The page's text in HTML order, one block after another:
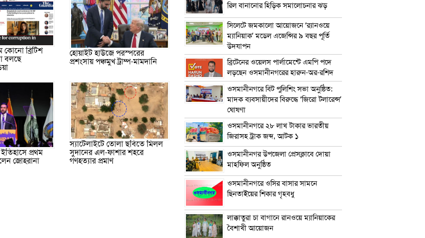
কোনো ব্রিটিশ
বলছে
হোয়াইট হাউজে পরস্পরের
প্রশংসায় পঞ্চমুখ ট্রাম্প-মামদানি
প্রথম
জোহরানা
স্যাটেলাইটে তোলা ছবিতে মিলল
সুদানের এল-ফাশার শহরে
গণহত্যার প্রমাণ
রিল বানানোর হিড়িক সমালোচনার ঝড়
সিলেটে জমকালো আয়োজনে ‘র‍্যানওয়ে
ম্যানিয়াক’ মডেল এজেন্সির ৯ বছর পূর্তি
উদযাপন
ব্রিটেনের ওয়েলস পার্লামেন্টে এমপি পদে
লড়ছেন ওসমানীনগরের হারুন-অর-রশিদ
ওসমানীনগরে বিট পুলিশিং সভা অনুষ্ঠিত:
মাদক ব্যবসায়ীদের বিরুদ্ধে ‘জিরো টলারেন্স’
ঘোষণা
ওসমানীনগরে ২৮ লাখ টাকার ভারতীয়
জিরাসহ ট্রাক জব্দ, আটক ১
ওসমানীনগর উপজেলা প্রেসক্লাবে দোয়া
মাহফিল অনুষ্ঠিত
ওসমানীনগরে ওসির বাসার সামনে
ছিনতাইয়ের শিকার গৃহবধু
লাক্কাতুরা চা বাগানে রানওয়ে ম্যানিয়াকের
বৈশাখী আয়োজন